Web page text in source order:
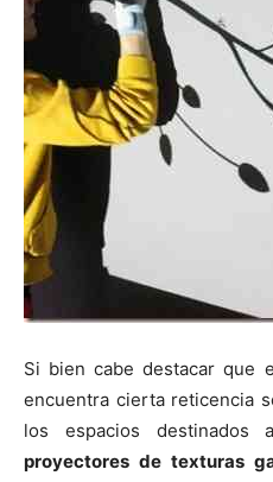
Si bien cabe destacar que
encuentra cierta reticencia
los espacios destinados
proyectores de texturas